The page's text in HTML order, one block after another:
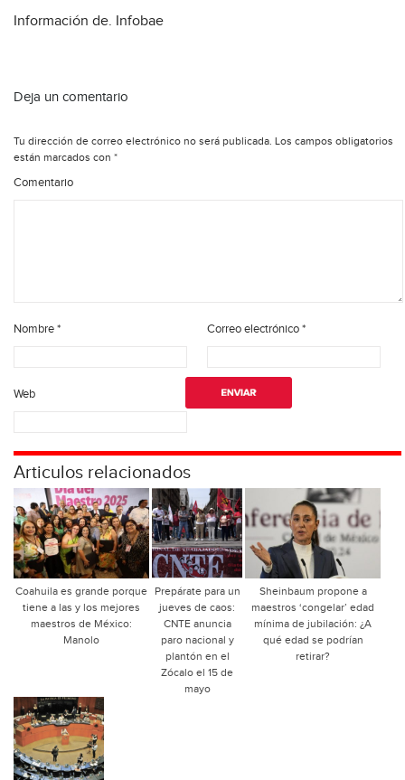
Información de. Infobae
Deja un comentario
Tu dirección de correo electrónico no será publicada. Los campos obligatorios
están marcados con *
Comentario
Nombre* Correo electrónico*
Web
Articulos relacionados
Coahuila es grande porque
tiene a las y los mejores
maestros de México:
Manolo
Prepárate para un
jueves de caos:
CNTE anuncia
paro nacional y
plantón en el
Zócalo el 15 de
mayo
Sheinbaum propone a
maestros ‘congelar’ edad
mínima de jubilación: ¿A
qué edad se podrían
retirar?